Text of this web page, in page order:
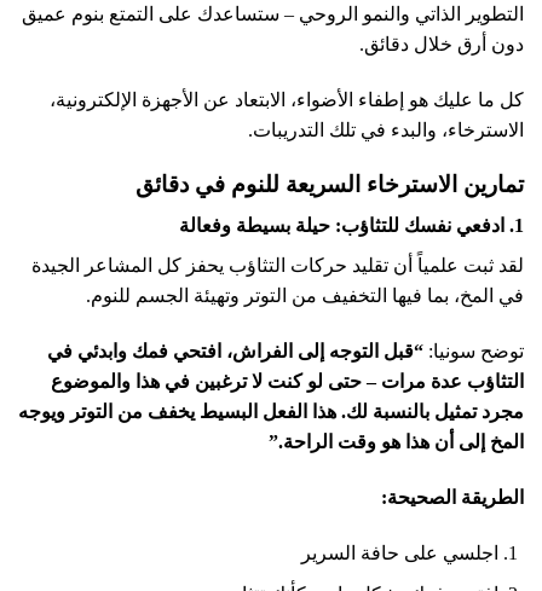
التطوير الذاتي والنمو الروحي – ستساعدك على التمتع بنوم عميق
دون أرق خلال دقائق.
كل ما عليك هو إطفاء الأضواء، الابتعاد عن الأجهزة الإلكترونية،
الاسترخاء، والبدء في تلك التدريبات.
تمارين الاسترخاء السريعة للنوم في دقائق
1. ادفعي نفسك للتثاؤب: حيلة بسيطة وفعالة
لقد ثبت علمياً أن تقليد حركات التثاؤب يحفز كل المشاعر الجيدة
في المخ، بما فيها التخفيف من التوتر وتهيئة الجسم للنوم.
توضح سونيا: “قبل التوجه إلى الفراش، افتحي فمك وابدئي في
التثاؤب عدة مرات – حتى لو كنت لا ترغبين في هذا والموضوع
مجرد تمثيل بالنسبة لك. هذا الفعل البسيط يخفف من التوتر ويوجه
المخ إلى أن هذا هو وقت الراحة.”
الطريقة الصحيحة:
اجلسي على حافة السرير